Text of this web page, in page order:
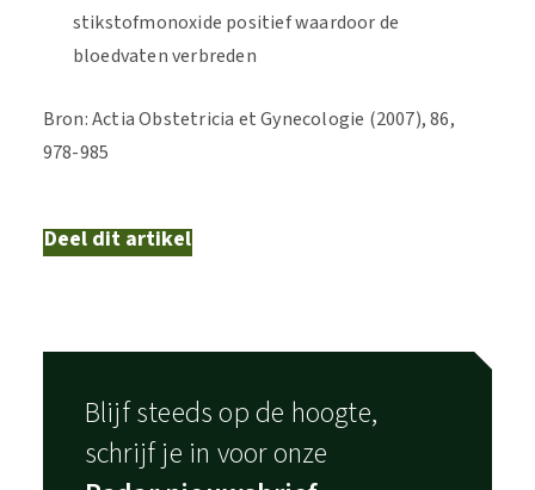
stikstofmonoxide positief waardoor de
bloedvaten verbreden
Bron: Actia Obstetricia et Gynecologie (2007), 86,
978-985
Deel dit artikel
Blijf steeds op de hoogte,
schrijf je in voor onze